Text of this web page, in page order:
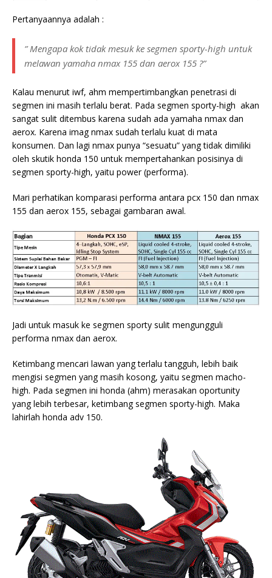
Pertanyaannya adalah :
” Mengapa kok tidak mesuk ke segmen sporty-high untuk
melawan yamaha nmax 155 dan aerox 155 ?”
Kalau menurut iwf, ahm mempertimbangkan penetrasi di
segmen ini masih terlalu berat. Pada segmen sporty-high akan
sangat sulit ditembus karena sudah ada yamaha nmax dan
aerox. Karena imag nmax sudah terlalu kuat di mata
konsumen. Dan lagi nmax punya “sesuatu” yang tidak dimiliki
oleh skutik honda 150 untuk mempertahankan posisinya di
segmen sporty-high, yaitu power (performa).
Mari perhatikan komparasi performa antara pcx 150 dan nmax
155 dan aerox 155, sebagai gambaran awal.
Jadi untuk masuk ke segmen sporty sulit mengungguli
performa nmax dan aerox.
Ketimbang mencari lawan yang terlalu tangguh, lebih baik
mengisi segmen yang masih kosong, yaitu segmen macho-
high. Pada segmen ini honda (ahm) merasakan oportunity
yang lebih terbesar, ketimbang segmen sporty-high. Maka
lahirlah honda adv 150.